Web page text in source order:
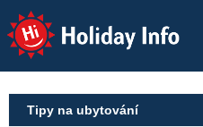
Holiday Info
Tipy na ubytování